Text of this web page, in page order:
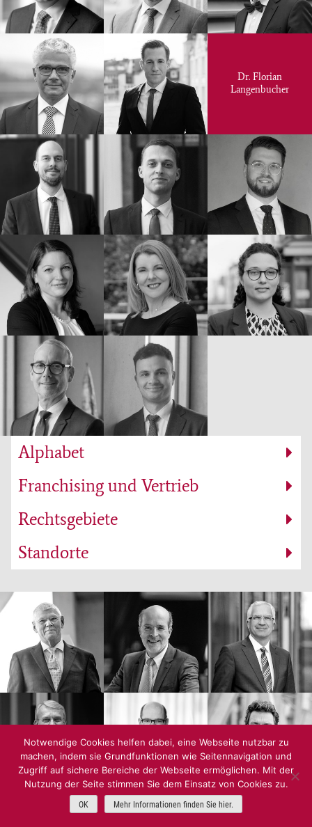
Dr. Florian
Langenbucher
Alphabet
Franchising und Vertrieb
Rechtsgebiete
Standorte
Notwendige Cookies helfen dabei, eine Webseite nutzbar zu
machen, indem sie Grundfunktionen wie Seitennavigation und
Zugriff auf sichere Bereiche der Webseite ermöglichen. Mit der
Nutzung der Seite stimmen Sie dem Einsatz von Cookies zu.
OK Mehr Informationen finden Sie hier.